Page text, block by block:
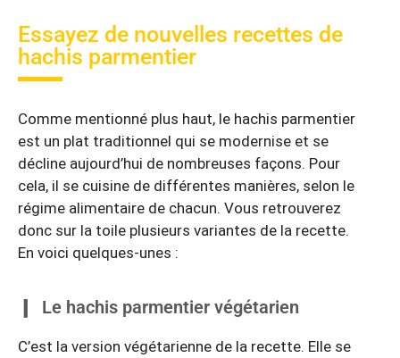
Essayez de nouvelles recettes de
hachis parmentier
Comme mentionné plus haut, le hachis parmentier
est un plat traditionnel qui se modernise et se
décline aujourd’hui de nombreuses façons. Pour
cela, il se cuisine de différentes manières, selon le
régime alimentaire de chacun. Vous retrouverez
donc sur la toile plusieurs variantes de la recette.
En voici quelques-unes :
Le hachis parmentier végétarien
C’est la version végétarienne de la recette. Elle se